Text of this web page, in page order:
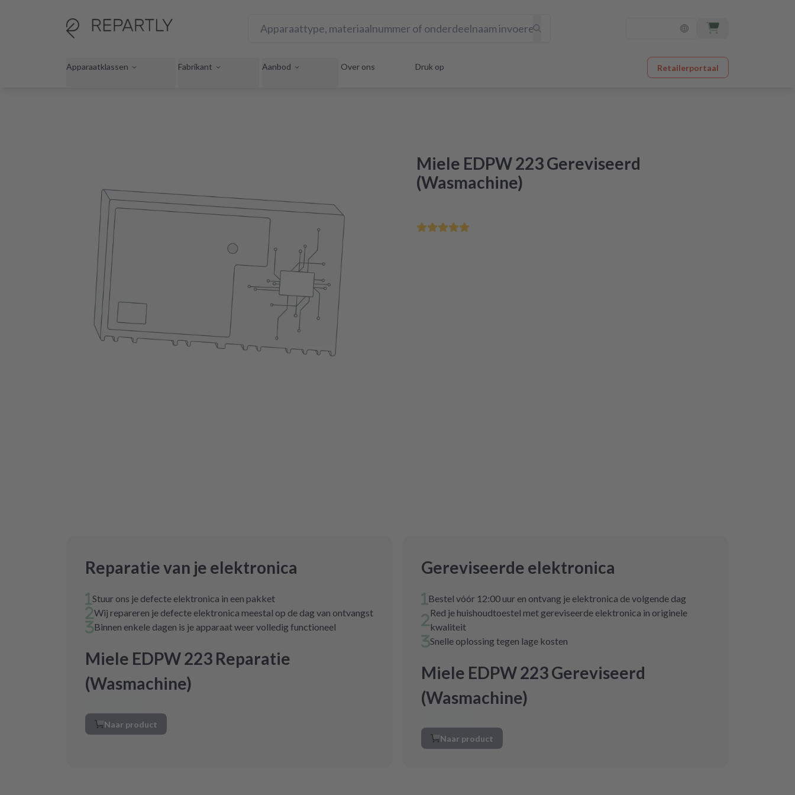
Apparaatklassen Fabrikant Aanbod Over ons Druk op Retailerportaal
Miele EDPW 223 Gereviseerd
(Wasmachine)
Reparatie van je elektronica
Stuur ons je defecte elektronica in een pakket
Wij repareren je defecte elektronica meestal op de dag van ontvangst
Binnen enkele dagen is je apparaat weer volledig functioneel
Miele EDPW 223 Reparatie
(Wasmachine)
Naar product
Gereviseerde elektronica
Bestel vóór 12:00 uur en ontvang je elektronica de volgende dag
Red je huishoudtoestel met gereviseerde elektronica in originele
kwaliteit
Snelle oplossing tegen lage kosten
Miele EDPW 223 Gereviseerd
(Wasmachine)
Naar product